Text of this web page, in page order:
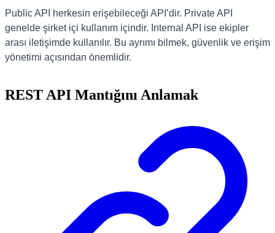
Public API herkesin erişebileceği API’dir. Private API
genelde şirket içi kullanım içindir. Internal API ise ekipler
arası iletişimde kullanılır. Bu ayrımı bilmek, güvenlik ve erişim
yönetimi açısından önemlidir.
REST API Mantığını Anlamak